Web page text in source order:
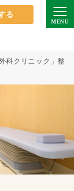
る
科クリニック」整